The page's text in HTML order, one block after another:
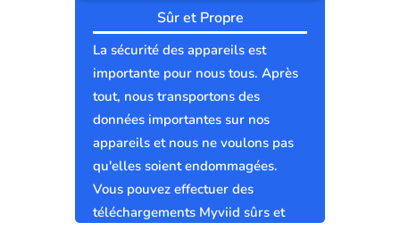
Sûr et Propre
La sécurité des appareils est
importante pour nous tous. Après
tout, nous transportons des
données importantes sur nos
appareils et nous ne voulons pas
qu'elles soient endommagées.
Vous pouvez effectuer des
téléchargements Myviid sûrs et